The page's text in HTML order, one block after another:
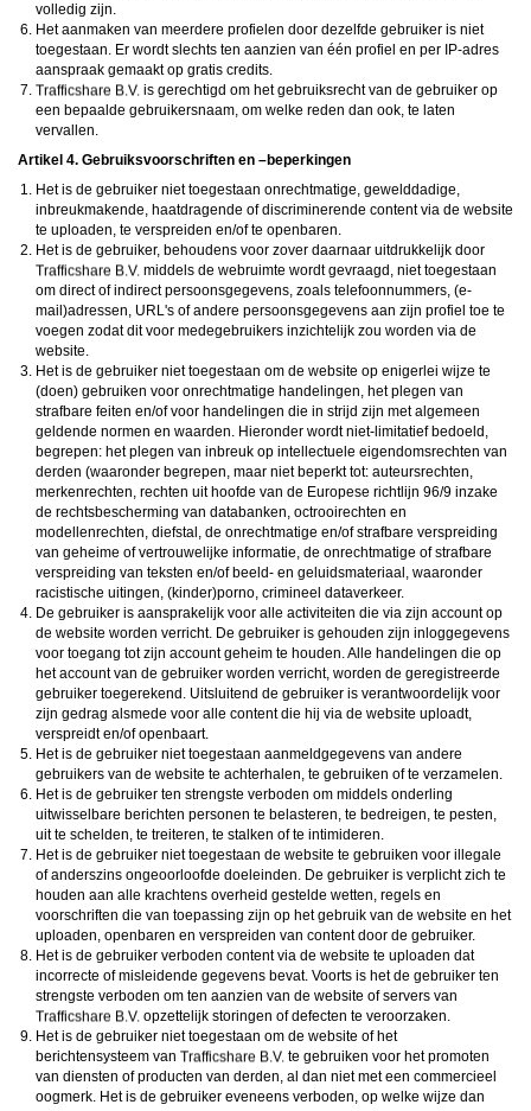
volledig zijn.
Het aanmaken van meerdere profielen door dezelfde gebruiker is niet
toegestaan. Er wordt slechts ten aanzien van één profiel en per IP-adres
aanspraak gemaakt op gratis credits.
is gerechtigd om het gebruiksrecht van de gebruiker op
een bepaalde gebruikersnaam, om welke reden dan ook, te laten
vervallen.
Artikel 4. Gebruiksvoorschriften en –beperkingen
Het is de gebruiker niet toegestaan onrechtmatige, gewelddadige,
inbreukmakende, haatdragende of discriminerende content via de website
te uploaden, te verspreiden en/of te openbaren.
Het is de gebruiker, behoudens voor zover daarnaar uitdrukkelijk door
middels de webruimte wordt gevraagd, niet toegestaan
om direct of indirect persoonsgegevens, zoals telefoonnummers, (e-
mail)adressen, URL's of andere persoonsgegevens aan zijn profiel toe te
voegen zodat dit voor medegebruikers inzichtelijk zou worden via de
website.
Het is de gebruiker niet toegestaan om de website op enigerlei wijze te
(doen) gebruiken voor onrechtmatige handelingen, het plegen van
strafbare feiten en/of voor handelingen die in strijd zijn met algemeen
geldende normen en waarden. Hieronder wordt niet-limitatief bedoeld,
begrepen: het plegen van inbreuk op intellectuele eigendomsrechten van
derden (waaronder begrepen, maar niet beperkt tot: auteursrechten,
merkenrechten, rechten uit hoofde van de Europese richtlijn 96/9 inzake
de rechtsbescherming van databanken, octrooirechten en
modellenrechten, diefstal, de onrechtmatige en/of strafbare verspreiding
van geheime of vertrouwelijke informatie, de onrechtmatige of strafbare
verspreiding van teksten en/of beeld- en geluidsmateriaal, waaronder
racistische uitingen, (kinder)porno, crimineel dataverkeer.
De gebruiker is aansprakelijk voor alle activiteiten die via zijn account op
de website worden verricht. De gebruiker is gehouden zijn inloggegevens
voor toegang tot zijn account geheim te houden. Alle handelingen die op
het account van de gebruiker worden verricht, worden de geregistreerde
gebruiker toegerekend. Uitsluitend de gebruiker is verantwoordelijk voor
zijn gedrag alsmede voor alle content die hij via de website uploadt,
verspreidt en/of openbaart.
Het is de gebruiker niet toegestaan aanmeldgegevens van andere
gebruikers van de website te achterhalen, te gebruiken of te verzamelen.
Het is de gebruiker ten strengste verboden om middels onderling
uitwisselbare berichten personen te belasteren, te bedreigen, te pesten,
uit te schelden, te treiteren, te stalken of te intimideren.
Het is de gebruiker niet toegestaan de website te gebruiken voor illegale
of anderszins ongeoorloofde doeleinden. De gebruiker is verplicht zich te
houden aan alle krachtens overheid gestelde wetten, regels en
voorschriften die van toepassing zijn op het gebruik van de website en het
uploaden, openbaren en verspreiden van content door de gebruiker.
Het is de gebruiker verboden content via de website te uploaden dat
incorrecte of misleidende gegevens bevat. Voorts is het de gebruiker ten
strengste verboden om ten aanzien van de website of servers van
opzettelijk storingen of defecten te veroorzaken.
Het is de gebruiker niet toegestaan om de website of het
berichtensysteem van
te gebruiken voor het promoten
van diensten of producten van derden, al dan niet met een commercieel
oogmerk. Het is de gebruiker eveneens verboden, op welke wijze dan